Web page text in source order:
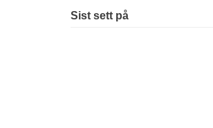
Sist sett på